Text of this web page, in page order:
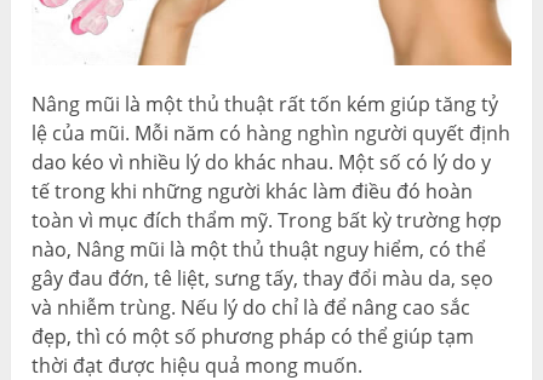
Nâng mũi là một thủ thuật rất tốn kém giúp tăng tỷ
lệ của mũi. Mỗi năm có hàng nghìn người quyết định
dao kéo vì nhiều lý do khác nhau. Một số có lý do y
tế trong khi những người khác làm điều đó hoàn
toàn vì mục đích thẩm mỹ. Trong bất kỳ trường hợp
nào, Nâng mũi là một thủ thuật nguy hiểm, có thể
gây đau đớn, tê liệt, sưng tấy, thay đổi màu da, sẹo
và nhiễm trùng. Nếu lý do chỉ là để nâng cao sắc
đẹp, thì có một số phương pháp có thể giúp tạm
thời đạt được hiệu quả mong muốn.